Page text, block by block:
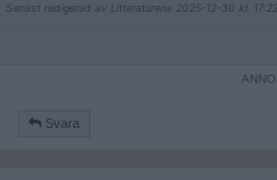
Senast redigerad av Litteraturens 2025-12-30 kl. 17:22.
Svara